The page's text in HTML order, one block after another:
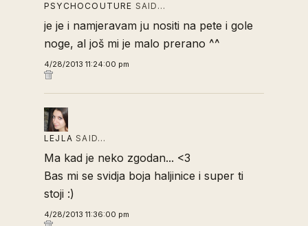
PSYCHOCOUTURE SAID…
je je i namjeravam ju nositi na pete i gole
noge, al još mi je malo prerano ^^
4/28/2013 11:24:00 pm
LEJLA SAID…
Ma kad je neko zgodan... <3
Bas mi se svidja boja haljinice i super ti
stoji :)
4/28/2013 11:36:00 pm